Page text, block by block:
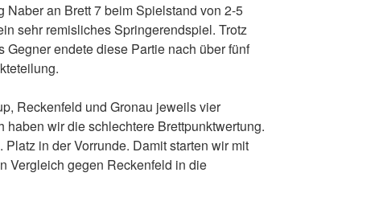
Naber an Brett 7 beim Spielstand von 2-5
sehr remisliches Springerendspiel. Trotz
Gegner endete diese Partie nach über fünf
Reckenfeld und Gronau jeweils vier
haben wir die schlechtere Brettpunktwertung.
in der Vorrunde. Damit starten wir mit
Vergleich gegen Reckenfeld in die